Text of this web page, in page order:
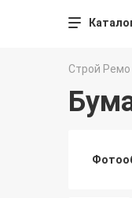
Строй Ремо